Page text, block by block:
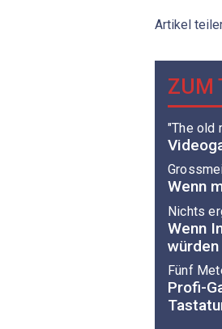
Artikel
ZUM
"The old
Wenn
Nichts
Wenn
würden
Fünf
Profi-